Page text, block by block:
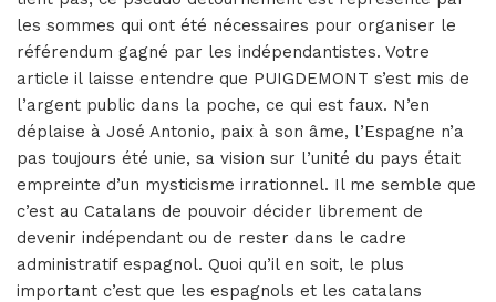
les sommes qui ont été nécessaires pour organiser le
référendum gagné par les indépendantistes. Votre
article il laisse entendre que PUIGDEMONT s’est mis de
l’argent public dans la poche, ce qui est faux. N’en
déplaise à José Antonio, paix à son âme, l’Espagne n’a
pas toujours été unie, sa vision sur l’unité du pays était
empreinte d’un mysticisme irrationnel. Il me semble que
c’est au Catalans de pouvoir décider librement de
devenir indépendant ou de rester dans le cadre
administratif espagnol. Quoi qu’il en soit, le plus
important c’est que les espagnols et les catalans